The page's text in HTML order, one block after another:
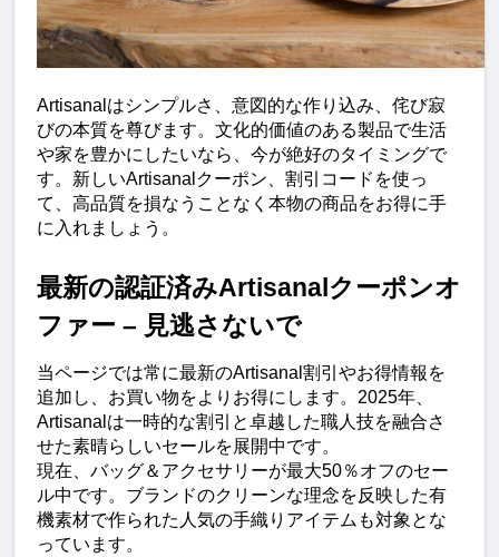
Artisanalはシンプルさ、意図的な作り込み、侘び寂
びの本質を尊びます。文化的価値のある製品で生活
や家を豊かにしたいなら、今が絶好のタイミングで
す。新しいArtisanalクーポン、割引コードを使っ
て、高品質を損なうことなく本物の商品をお得に手
に入れましょう。
最新の認証済みArtisanalクーポンオ
ファー – 見逃さないで
当ページでは常に最新のArtisanal割引やお得情報を
追加し、お買い物をよりお得にします。2025年、
Artisanalは一時的な割引と卓越した職人技を融合さ
せた素晴らしいセールを展開中です。
現在、バッグ＆アクセサリーが最大50％オフのセー
ル中です。ブランドのクリーンな理念を反映した有
機素材で作られた人気の手織りアイテムも対象とな
っています。